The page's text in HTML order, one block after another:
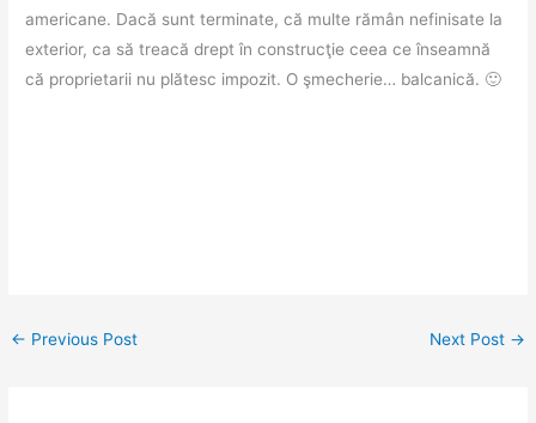
americane. Dacă sunt terminate, că multe rămân nefinisate la
exterior, ca să treacă drept în construcţie ceea ce înseamnă
că proprietarii nu plătesc impozit. O şmecherie… balcanică. 🙂
← Previous Post Next Post →